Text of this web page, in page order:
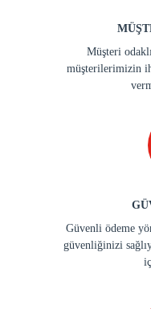
Müşteri
müşterilerimizin
Güvenli ödeme
güvenliğinizi